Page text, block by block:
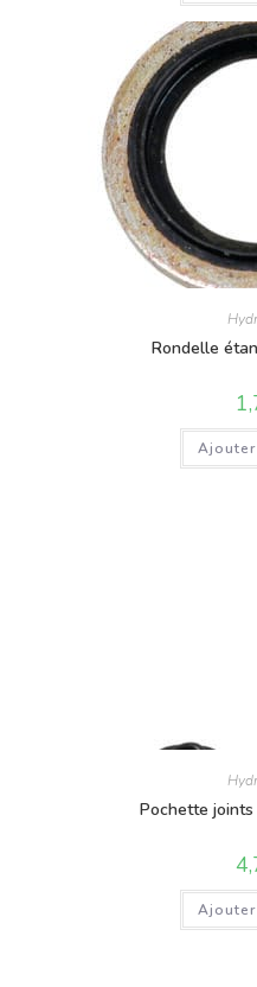
Rondelle
Pochette joints